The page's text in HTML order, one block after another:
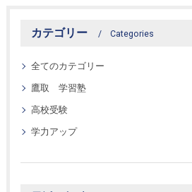
カテゴリー Categories
全てのカテゴリー
鷹取 学習塾
高校受験
学力アップ